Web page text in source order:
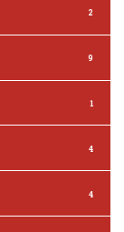
2
9
1
4
4